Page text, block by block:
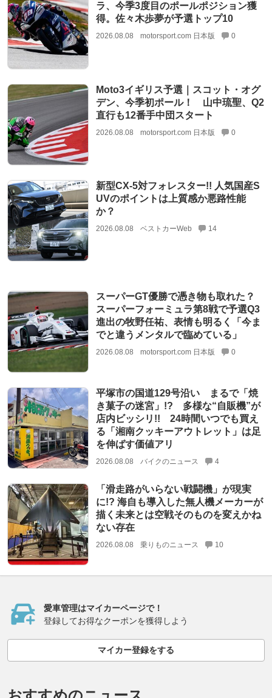
ラ、今季3度目のポールポジション獲
得。佐々木歩夢が予選トップ10
2026.08.08 motorsport.com 日本版 0
Moto3イギリス予選｜スコット・オグ
デン、今季初ポール！ 山中琉聖、Q2
直行も12番手中団スタート
2026.08.08 motorsport.com 日本版 0
新型CX-5対フォレスター!! 人気国産S
UVのポイントは上質感か悪路性能
か？
2026.08.08 ベストカーWeb 14
スーパーGT優勝で憑き物も取れた？
スーパーフォーミュラ第8戦で予選Q3
進出の牧野任祐、表情も明るく「今ま
でと違うメンタルで臨めている」
2026.08.08 motorsport.com 日本版 0
平塚市の国道129号沿い まるで「焼
き菓子の迷宮」!? 多様な“自販機”が
店内ビッシリ!! 24時間いつでも買え
る「湘南クッキーアウトレット」は足
を伸ばす価値アリ
2026.08.08 バイクのニュース 4
「滑走路がいらない戦闘機」が現実
に!? 海自も導入した無人機メーカーが
描く未来とは空戦そのものを変えかね
ない存在
2026.08.08 乗りものニュース 10
愛車管理はマイカーページで！
登録してお得なクーポンを獲得しよう
マイカー登録をする